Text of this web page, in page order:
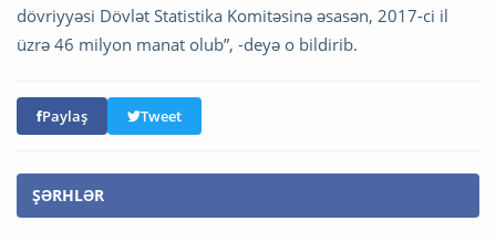
dövriyyəsi Dövlət Statistika Komitəsinə əsasən, 2017-ci il
üzrə 46 milyon manat olub”, -deyə o bildirib.
Paylaş Tweet
ŞƏRHLƏR